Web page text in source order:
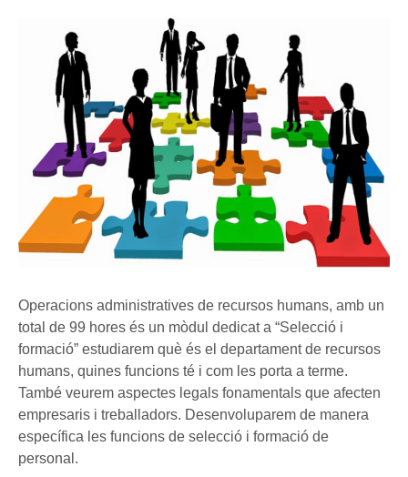
Operacions administratives de recursos humans, amb un
total de 99 hores és un mòdul dedicat a “Selecció i
formació” estudiarem què és el departament de recursos
humans, quines funcions té i com les porta a terme.
També veurem aspectes legals fonamentals que afecten
empresaris i treballadors. Desenvoluparem de manera
específica les funcions de selecció i formació de
personal.